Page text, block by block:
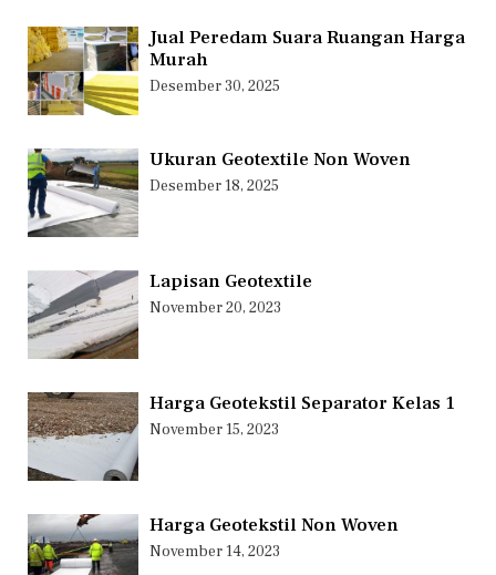
Jual Peredam Suara Ruangan Harga
Murah
Desember 30, 2025
Ukuran Geotextile Non Woven
Desember 18, 2025
Lapisan Geotextile
November 20, 2023
Harga Geotekstil Separator Kelas 1
November 15, 2023
Harga Geotekstil Non Woven
November 14, 2023